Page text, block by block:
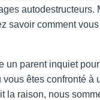
savoir comment
un parent inquiet
êtes confronté
la raison, nous